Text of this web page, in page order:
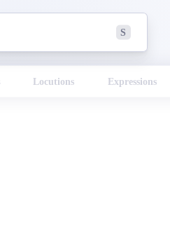
S
Locutions Expressions